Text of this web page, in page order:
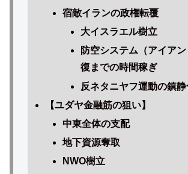
宿敵イランの政権転覆
大イスラエル樹立
防空システム（アイア
復までの時間稼ぎ
反ネタニヤフ運動の鎮静
【ユダヤ金融筋の狙い】
中東全体の支配
地下資源奪取
NWO樹立